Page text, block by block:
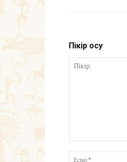
Пікір қосу